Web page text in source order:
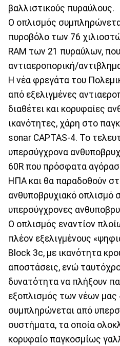
βαλλιστικούς πυραύλους.
Ο οπλισμός
πυροβόλο των 76
RAM των 21 πυραύλων,
αντιαεροπορική/
Η νέα φρεγάτα του
από εξελιγμένες
διαθέτει και κορυφαίες
ικανότητες, χάρη στο
sonar CAPTAS-4. Το
υπερσύγχρονα
60R που πρόσφατα
ΗΠΑ και θα παραδοθούν
ανθυποβρυχιακό οπλισμό
υπερσύγχρονες
Ο οπλισμός εναντίον
πλέον εξελιγμένους
Block 3c, με ικανότητα
αποστάσεις, ενώ
δυνατότητα να πλήξουν
εξοπλισμός των νέων
συμπληρώνεται από
συστήματα, τα οποία
κορυφαίο παγκοσμίως